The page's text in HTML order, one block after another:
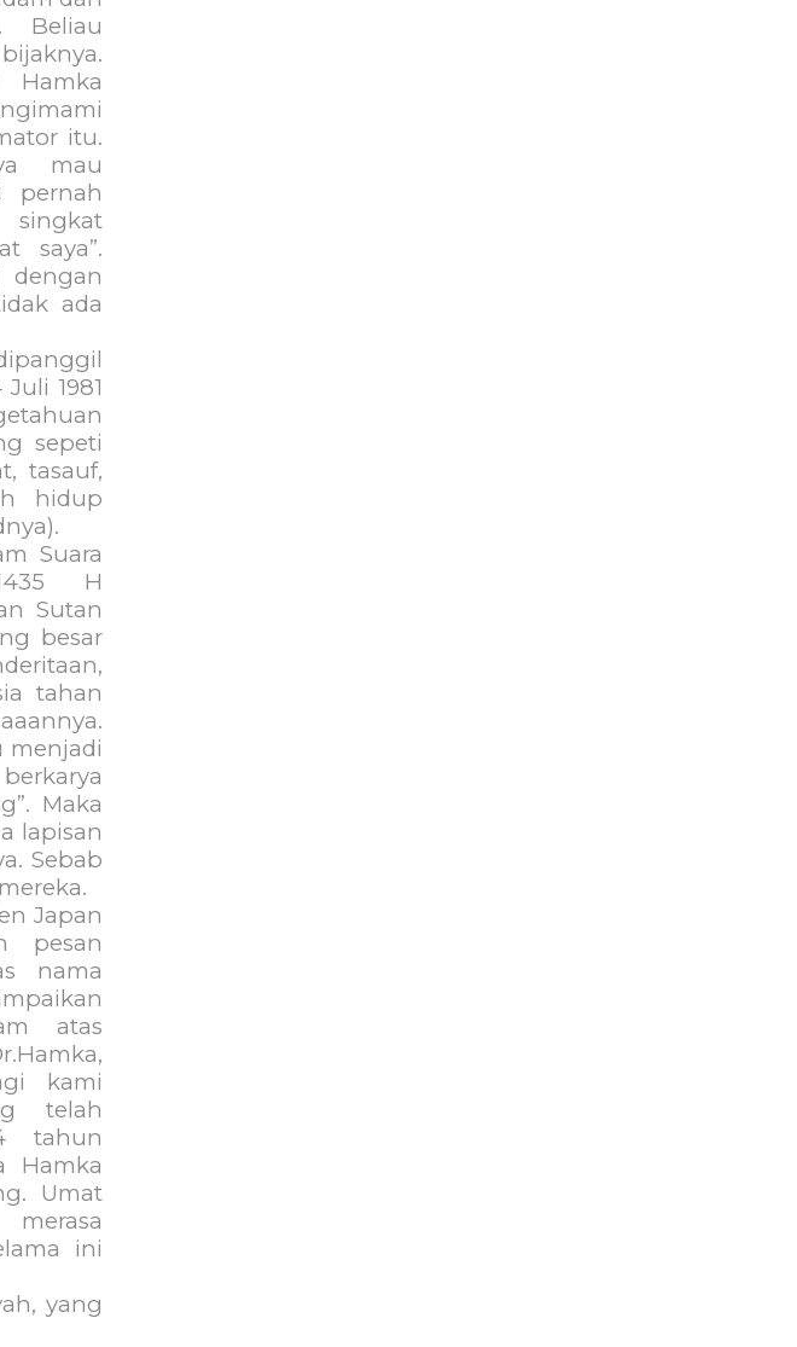
Beliau
itu.
mau
pernah
singkat
saya”.
dengan
ada
1981
sepeti
tasauf,
hidup
Suara
H
Sutan
besar
tahan
menjadi
Maka
lapisan
Sebab
Japan
pesan
nama
atas
kami
telah
tahun
Hamka
Umat
ini
yang